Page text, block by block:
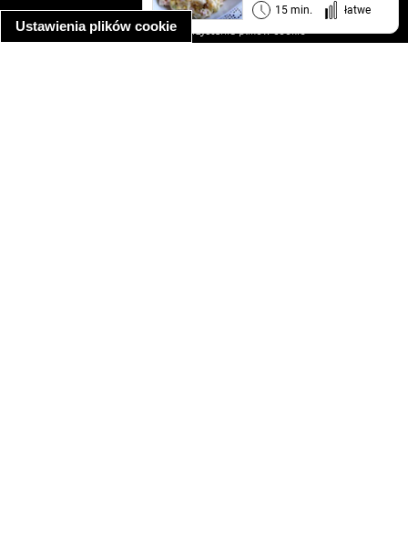
Ustawienia plików cookie
15 min. łatwe
informacja o prywatności
informacja o wykorzystaniu plików cookie